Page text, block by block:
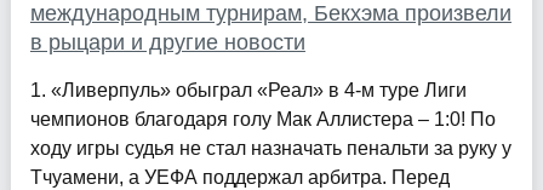
международным турнирам, Бекхэма произвели
в рыцари и другие новости
1. «Ливерпуль» обыграл «Реал» в 4-м туре Лиги
чемпионов благодаря голу Мак Аллистера – 1:0! По
ходу игры судья не стал назначать пенальти за руку у
Тчуамени, а УЕФА поддержал арбитра. Перед